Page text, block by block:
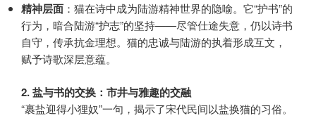
精神层面 ：猫在诗中成为陆游精神世界的隐喻。它“护书”的
行为，暗合陆游“护志”的坚持——尽管仕途失意，仍以诗书
自守，传承抗金理想。猫的忠诚与陆游的执着形成互文，
赋予诗歌深层意蕴。
2. 盐与书的交换：市井与雅趣的交融
“裹盐迎得小狸奴”一句，揭示了宋代民间以盐换猫的习俗。